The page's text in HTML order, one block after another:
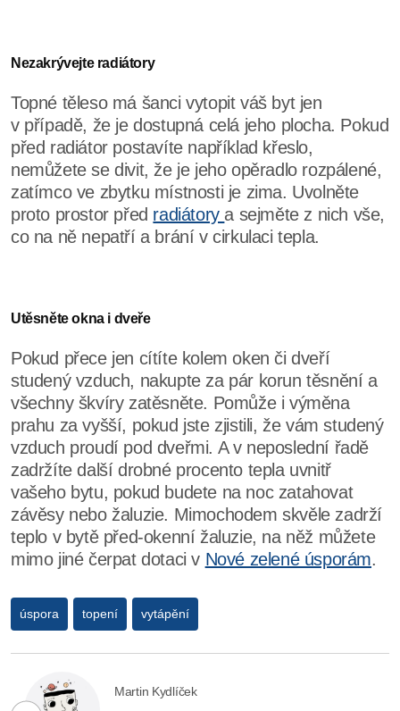
Nezakrývejte radiátory
Topné těleso má šanci vytopit váš byt jen
v případě, že je dostupná celá jeho plocha. Pokud
před radiátor postavíte například křeslo,
nemůžete se divit, že je jeho opěradlo rozpálené,
zatímco ve zbytku místnosti je zima. Uvolněte
proto prostor před radiátory a sejměte z nich vše,
co na ně nepatří a brání v cirkulaci tepla.
Utěsněte okna i dveře
Pokud přece jen cítíte kolem oken či dveří
studený vzduch, nakupte za pár korun těsnění a
všechny škvíry zatěsněte. Pomůže i výměna
prahu za vyšší, pokud jste zjistili, že vám studený
vzduch proudí pod dveřmi. A v neposlední řadě
zadržíte další drobné procento tepla uvnitř
vašeho bytu, pokud budete na noc zatahovat
závěsy nebo žaluzie. Mimochodem skvěle zadrží
teplo v bytě před-okenní žaluzie, na něž můžete
mimo jiné čerpat dotaci v Nové zelené úsporám.
úspora topení vytápění
Martin Kydlíček